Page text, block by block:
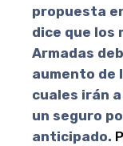
propuesta
dice que los
Armadas
aumento de
cuales irán
un seguro
anticipado.